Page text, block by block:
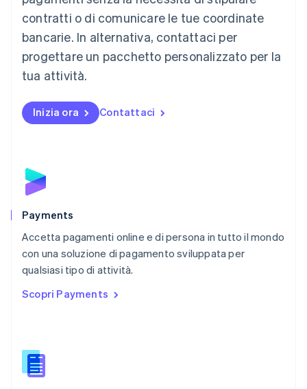
contratti o di comunicare le tue coordinate
bancarie. In alternativa, contattaci per
progettare un pacchetto personalizzato per la
tua attività.
Inizia ora Contattaci
Payments
Accetta pagamenti online e di persona in tutto il mondo
con una soluzione di pagamento sviluppata per
qualsiasi tipo di attività.
Scopri Payments
Malaysia
English 简体中文
Malta
Messico
EspañolEnglish
English
Nuova Zelanda
Polonia
English
Português
English简体中文
Regno Unito
English
English
English
Slovacchia